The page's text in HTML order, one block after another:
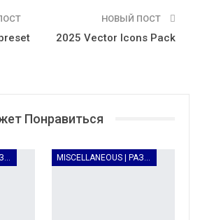
НОВЫЙ ПОСТ
2025 Vector Icons Pack
Понравиться